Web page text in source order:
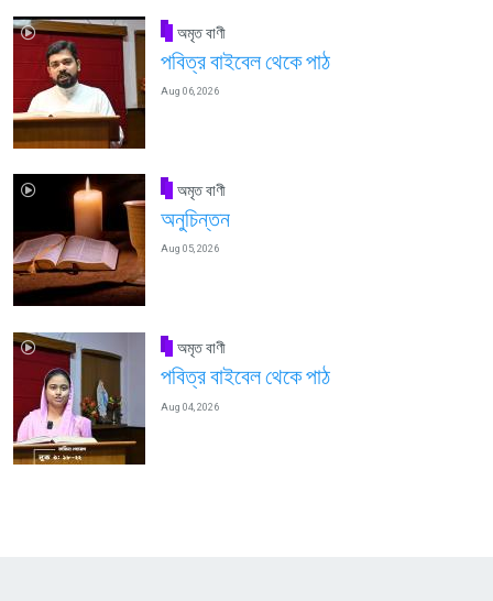
অমৃত বাণী
পবিত্র বাইবেল থেকে পাঠ
Aug 06, 2026
অমৃত বাণী
অনুচিন্তন
Aug 05, 2026
অমৃত বাণী
পবিত্র বাইবেল থেকে পাঠ
Aug 04, 2026